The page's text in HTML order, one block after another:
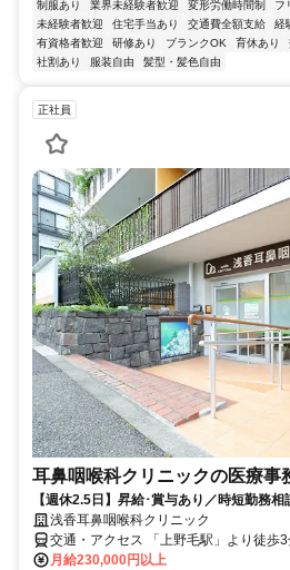
制服あり 業界未経験者歓迎 変形労働時間制 フ
未経験者歓迎
住宅手当あり 交通費全額支給 経
有資格者歓迎
研修あり ブランクOK 育休あり
社割あり
服装自由 髪型・髪色自由
正社員
耳鼻咽喉科クリニックの医療事
【週休2.5日】昇給･賞与あり／時短勤務
浅香耳鼻咽喉科クリニック
交通・アクセス 「上野毛駅」より徒歩3
くりセンター」下車
月給230,000円以上